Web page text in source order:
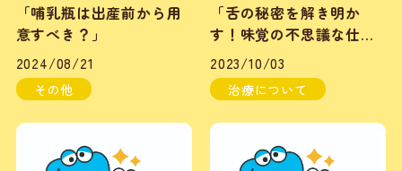
「哺乳瓶は出産前から用
意すべき？」
2024/08/21
その他
「舌の秘密を解き明か
す！味覚の不思議な仕組
み」
2023/10/03
治療について